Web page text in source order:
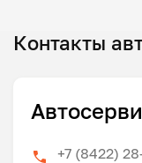
Контакты
+7 (8422)